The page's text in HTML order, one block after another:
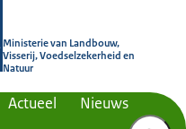
Ministerie van Landbouw,
Visserij, Voedselzekerheid en
Natuur
Actueel Nieuws